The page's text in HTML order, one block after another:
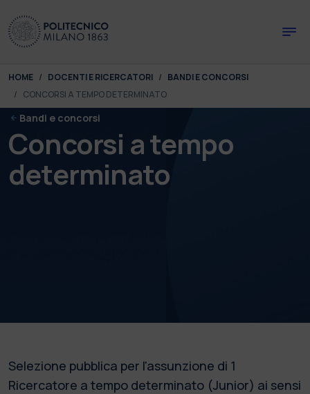
You are here:
HOME DOCENTI E RICERCATORI
BANDI E CONCORSI
CONCORSI A TEMPO DETERMINATO
Bandi e concorsi
Concorsi a tempo
determinato
Selezione pubblica per l'assunzione di 1
Ricercatore a tempo determinato (Junior) ai sensi